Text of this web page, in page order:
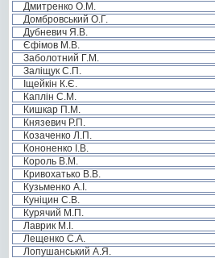
Дмитренко О.М.
Домбровський О.Г.
Дубневич Я.В.
Єфімов М.В.
Заболотний Г.М.
Заліщук С.П.
Іщейкін К.Є.
Каплін С.М.
Кишкар П.М.
Князевич Р.П.
Козаченко Л.П.
Кононенко І.В.
Король В.М.
Кривохатько В.В.
Кузьменко А.І.
Куніцин С.В.
Курячий М.П.
Лаврик М.І.
Лещенко С.А.
Лопушанський А.Я.